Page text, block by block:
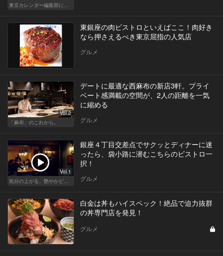
東京カレンダー編集部による、恋のレストラン道場
東銀座の肉ビストロといえばここ！肉好き
なら押さえるべき東京屈指の人気店
グルメ
Vol.2
「麻布」のこれから。
デートに最適な西麻布の新店3軒。プライ
ベート感満載の空間が、2人の距離を一気
に縮める
グルメ
Vol.1
気分の上がる、艶やかビストロ
銀座４丁目交差点でサクッとディナーに迷
ったら、袋小路に潜むこちらのビストロ一
択！
グルメ
白金は丼もハイスペック！絶品で迫力抜群
の丼専門店を発見！
グルメ